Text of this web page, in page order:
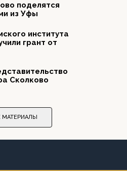
поделятся
из Уфы
института
грант от
Сколково
МАТЕРИАЛЫ